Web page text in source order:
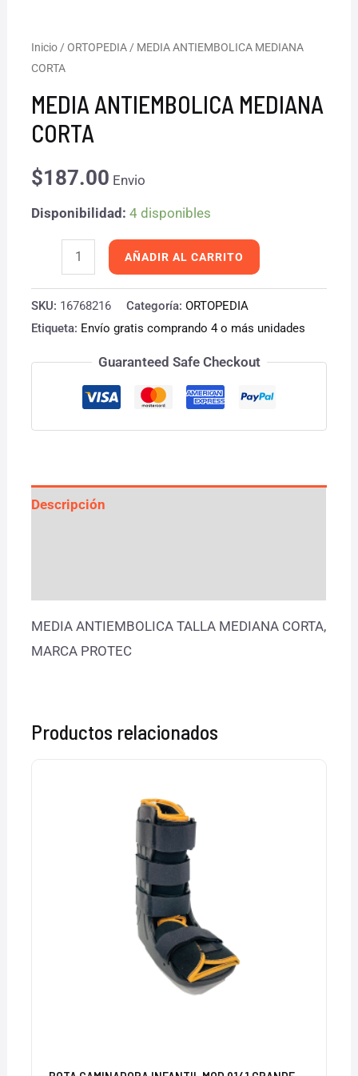
Inicio /ORTOPEDIA / MEDIA ANTIEMBOLICA MEDIANA
CORTA
MEDIA ANTIEMBOLICA MEDIANA
CORTA
$187.00 Envio
Disponibilidad: 4 disponibles
MEDIA
ANTIEMBOLICA
MEDIANA
CORTA
cantidad
AÑADIR AL CARRITO
SKU: 16768216 Categoría:ORTOPEDIA
Etiqueta: Envío gratis comprando 4 o más unidades
Guaranteed Safe Checkout
Descripción
MEDIA ANTIEMBOLICA TALLA MEDIANA CORTA,
MARCA PROTEC
Productos relacionados